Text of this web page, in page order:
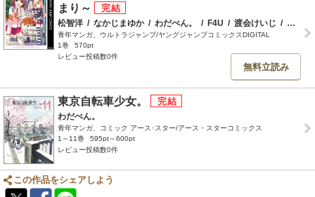
まり～
松智洋 / なかじまゆか / わだぺん。 / F4U / 渡会けいじ /
青年マンガ、ウルトラジャンプ/ヤングジャンプコミックスDIGITAL
1巻
570pt
レビュー投稿数0件
無料立読み
東京自転車少女。
わだぺん。
青年マンガ、コミック アース･スター/アース・スターコミックス
1～11巻
595pt～600pt
レビュー投稿数0件
この作品をシェアしよう